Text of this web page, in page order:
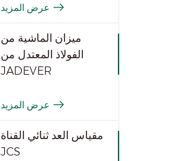
عرض المزيد
ميزان الماشية من
الفولاذ المعتدل من
JADEVER
عرض المزيد
مقياس العد ثنائي القناة
JCS